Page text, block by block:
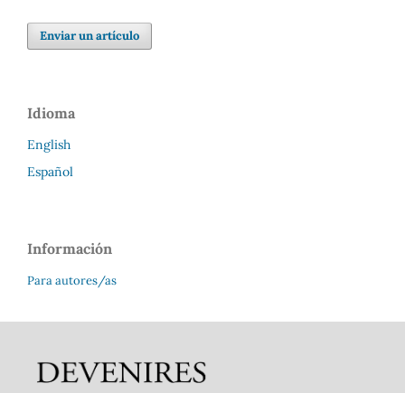
Enviar un artículo
Idioma
English
Español
Información
Para autores/as